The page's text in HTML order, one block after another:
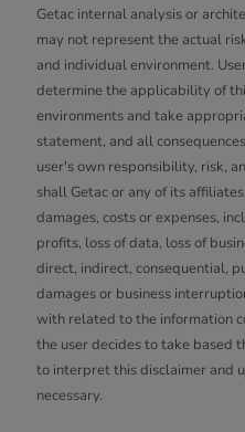
Getac internal analysis or
may not represent the actual
and individual environment.
determine the applicability of
environments and take
statement, and all
user's own responsibility, risk,
shall Getac or any of its
damages, costs or expenses,
profits, loss of data, loss of
direct, indirect, consequential,
damages or business
with related to the information
the user decides to take based
to interpret this disclaimer and
necessary.